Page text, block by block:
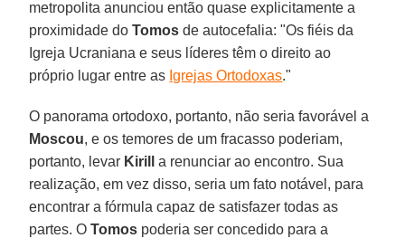
metropolita anunciou então quase explicitamente a
proximidade doTomos de autocefalia: "Os fiéis da
Igreja Ucraniana e seus líderes têm o direito ao
próprio lugar entre as Igrejas Ortodoxas."
O panorama ortodoxo, portanto, não seria favorável a
Moscou, e os temores de um fracasso poderiam,
portanto, levar Kirill
a renunciar ao encontro. Sua
realização, em vez disso, seria um fato notável, para
encontrar a fórmula capaz de satisfazer todas as
partes. OTomos poderia ser concedido para a